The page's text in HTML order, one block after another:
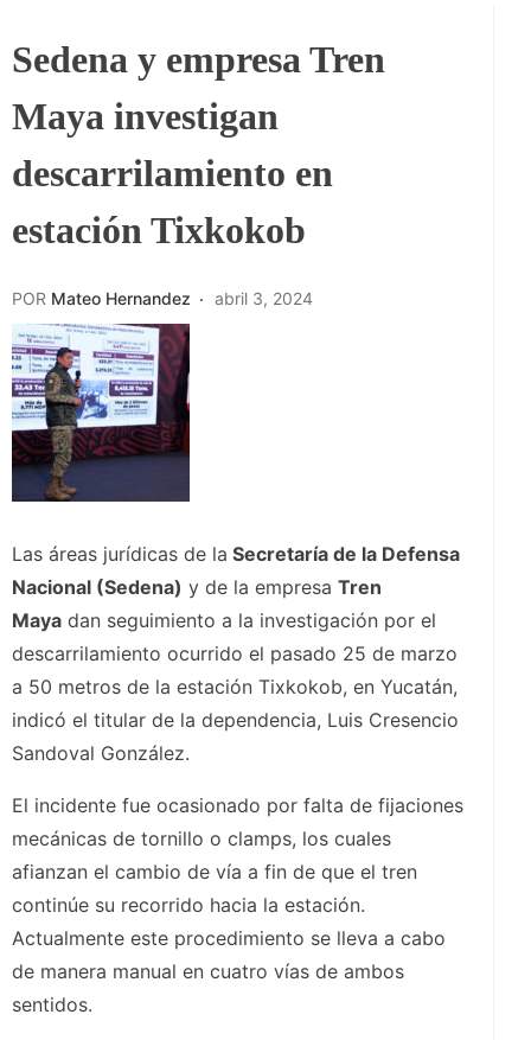
Sedena y empresa Tren
Maya investigan
descarrilamiento en
estación Tixkokob
POR Mateo Hernandez abril 3, 2024
Las áreas jurídicas de la Secretaría de la Defensa
Nacional (Sedena) y de la empresa Tren
Maya dan seguimiento a la investigación por el
descarrilamiento ocurrido el pasado 25 de marzo
a 50 metros de la estación Tixkokob, en Yucatán,
indicó el titular de la dependencia, Luis Cresencio
Sandoval González.
El incidente fue ocasionado por falta de fijaciones
mecánicas de tornillo o clamps, los cuales
afianzan el cambio de vía a fin de que el tren
continúe su recorrido hacia la estación.
Actualmente este procedimiento se lleva a cabo
de manera manual en cuatro vías de ambos
sentidos.